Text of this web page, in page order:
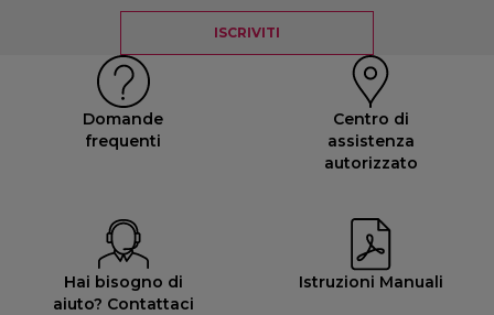
ISCRIVITI
Domande
frequenti
Centro di
assistenza
autorizzato
Hai bisogno di
aiuto? Contattaci
Istruzioni Manuali